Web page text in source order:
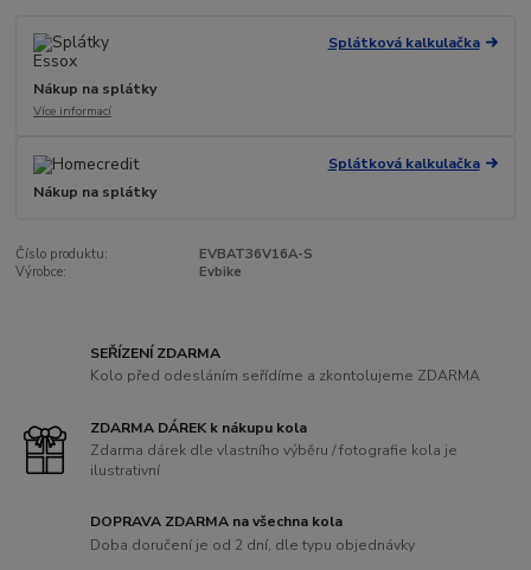
Splátková kalkulačka
Nákup na splátky
Více informací
Splátková kalkulačka
Nákup na splátky
Číslo produktu:
EVBAT36V16A-S
Výrobce:
Evbike
SEŘÍZENÍ ZDARMA
Kolo před odesláním seřídíme a zkontolujeme ZDARMA
ZDARMA DÁREK k nákupu kola
Zdarma dárek dle vlastního výběru / fotografie kola je
ilustrativní
DOPRAVA ZDARMA na všechna kola
Doba doručení je od 2 dní, dle typu objednávky